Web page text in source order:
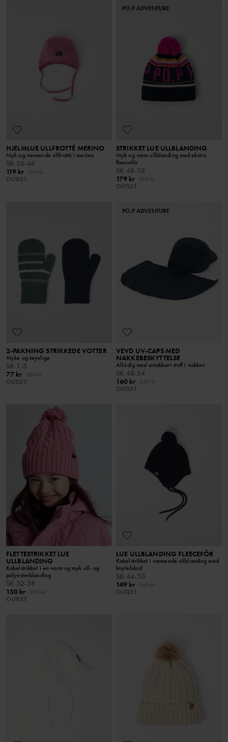
HJELMLUE ULLFROTTÉ MERINO
Myk og varmende ullfrotté i merino
Stl: 36-46
119 kr
OUTLET
PO.P ADVENTURE
STRIKKET LUE ULLBLANDING
Myk og varm ullblanding med ekstra
fleecefôr
Stl: 48-58
179 kr
OUTLET
2-PAKNING STRIKKEDE VOTTER
Myke og tøyelige
Stl: 1-3
77 kr
OUTLET
PO.P ADVENTURE
VEVD UV-CAPS MED
NAKKEBESKYTTELSE
Allsidig med avtakbart stoff i nakken
Stl: 48-54
160 kr
OUTLET
FLETTESTRIKKET LUE
ULLBLANDING
Kabelstrikket i en varm og myk ull- og
polyesterblanding
Stl: 52-58
150 kr
OUTLET
LUE ULLBLANDING FLEECEFÔR
Kabelstrikket i varmende ullblanding med
knytebånd
Stl: 44-50
149 kr
OUTLET